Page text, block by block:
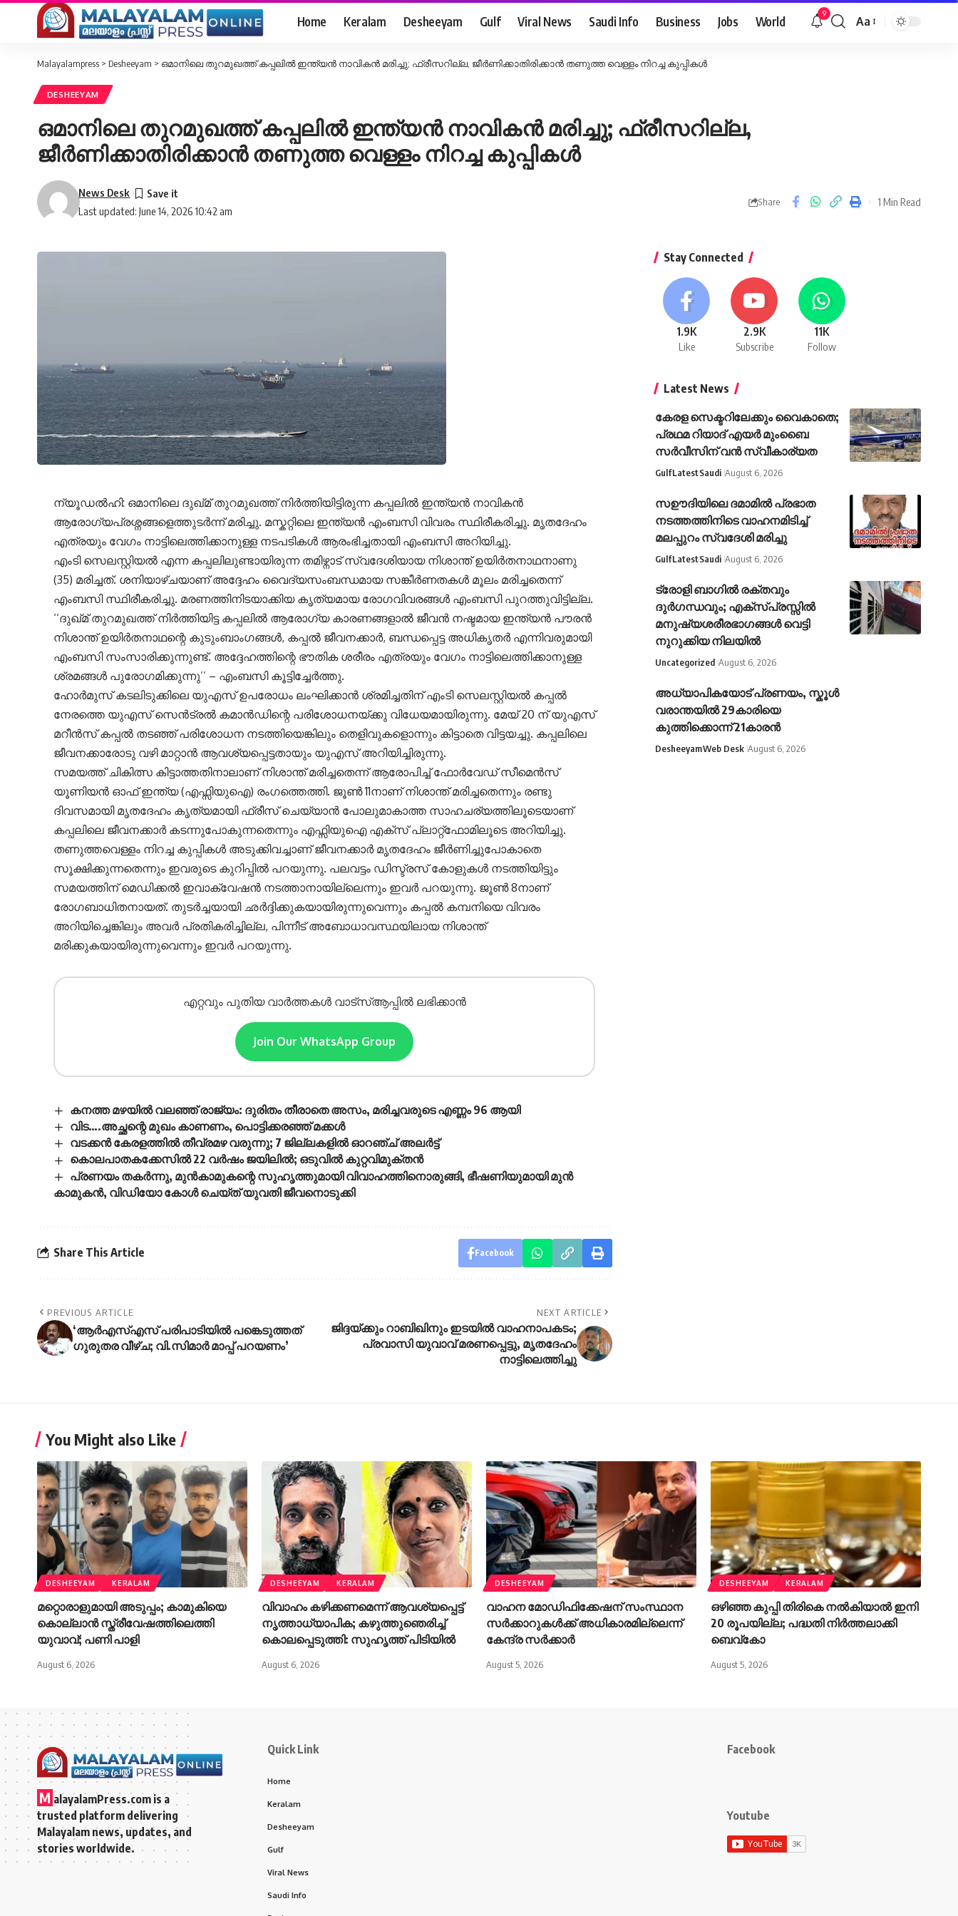
Home Keralam Desheeyam Gulf Viral News Saudi Info Business Jobs World 9
Font
Aa
Malayalampress > Desheeyam > ഒമാനിലെ തുറമുഖത്ത് കപ്പലിൽ ഇന്ത്യൻ നാവികൻ മരിച്ചു; ഫ്രീസറില്ല, ജീർണിക്കാതിരിക്കാൻ തണുത്ത വെള്ളം നിറച്ച കുപ്പികൾ
DESHEEYAM
ഒമാനിലെ തുറമുഖത്ത് കപ്പലിൽ ഇന്ത്യൻ നാവികൻ മരിച്ചു; ഫ്രീസറില്ല,
ജീർണിക്കാതിരിക്കാൻ തണുത്ത വെള്ളം നിറച്ച കുപ്പികൾ
Last updated: June 14, 2026 10:42 am
News Desk
Share 1 Min Read
ന്യൂഡൽഹി: ഒമാനിലെ ദുഖ്മ് തുറമുഖത്ത് നിർത്തിയിട്ടിരുന്ന കപ്പലിൽ ഇന്ത്യൻ നാവികൻ
ആരോഗ്യപ്രശ്നങ്ങളെത്തുടർന്ന് മരിച്ചു. മസ്കറ്റിലെ ഇന്ത്യൻ എംബസി വിവരം സ്ഥിരീകരിച്ചു. മൃതദേഹം
എത്രയും വേഗം നാട്ടിലെത്തിക്കാനുള്ള നടപടികൾ ആരംഭിച്ചതായി എംബസി അറിയിച്ചു.
എംടി സെലസ്റ്റിയൽ എന്ന കപ്പലിലുണ്ടായിരുന്ന തമിഴ്നാട് സ്വദേശിയായ നിശാന്ത് ഉയിർതനാഥനാണു
(35) മരിച്ചത്. ശനിയാഴ്ചയാണ് അദ്ദേഹം വൈദ്യസംബന്ധമായ സങ്കീർണതകൾ മൂലം മരിച്ചതെന്ന്
എംബസി സ്ഥിരീകരിച്ചു. മരണത്തിനിടയാക്കിയ കൃത്യമായ രോഗവിവരങ്ങൾ എംബസി പുറത്തുവിട്ടില്ല.
‘‘ദുഖ്മ് തുറമുഖത്ത് നിർത്തിയിട്ട കപ്പലിൽ ആരോഗ്യ കാരണങ്ങളാൽ ജീവൻ നഷ്ടമായ ഇന്ത്യൻ പൗരൻ
നിശാന്ത് ഉയിർതനാഥന്റെ കുടുംബാംഗങ്ങൾ, കപ്പൽ ജീവനക്കാർ, ബന്ധപ്പെട്ട അധികൃതർ എന്നിവരുമായി
എംബസി സംസാരിക്കുന്നുണ്ട്. അദ്ദേഹത്തിന്റെ ഭൗതിക ശരീരം എത്രയും വേഗം നാട്ടിലെത്തിക്കാനുള്ള
ശ്രമങ്ങൾ പുരോഗമിക്കുന്നു’’ – എംബസി കൂട്ടിച്ചേർത്തു.
ഹോർമുസ് കടലിടുക്കിലെ യുഎസ് ഉപരോധം ലംഘിക്കാൻ ശ്രമിച്ചതിന് എംടി സെലസ്റ്റിയൽ കപ്പൽ
നേരത്തെ യുഎസ് സെൻട്രൽ കമാൻഡിന്റെ പരിശോധനയ്ക്കു വിധേയമായിരുന്നു. മേയ് 20 ന് യുഎസ്
മറീൻസ് കപ്പൽ തടഞ്ഞ് പരിശോധന നടത്തിയെങ്കിലും തെളിവുകളൊന്നും കിട്ടാതെ വിട്ടയച്ചു. കപ്പലിലെ
ജീവനക്കാരോടു വഴി മാറ്റാൻ ആവശ്യപ്പെട്ടതായും യുഎസ് അറിയിച്ചിരുന്നു.
സമയത്ത് ചികിത്സ കിട്ടാത്തതിനാലാണ് നിശാന്ത് മരിച്ചതെന്ന് ആരോപിച്ച് ഫോർവേഡ് സീമെൻസ്
യൂണിയൻ ഓഫ് ഇന്ത്യ (എഫ്സിയുഐ) രംഗത്തെത്തി. ജൂൺ 11നാണ് നിശാന്ത് മരിച്ചതെന്നും രണ്ടു
ദിവസമായി മൃതദേഹം കൃത്യമായി ഫ്രീസ് ചെയ്യാൻ പോലുമാകാത്ത സാഹചര്യത്തിലൂടെയാണ്
കപ്പലിലെ ജീവനക്കാർ കടന്നുപോകുന്നതെന്നും എഫ്സിയുഐ എക്സ് പ്ലാറ്റ്‌ഫോമിലൂടെ അറിയിച്ചു.
തണുത്തവെള്ളം നിറച്ച കുപ്പികൾ അടുക്കിവച്ചാണ് ജീവനക്കാർ മൃതദേഹം ജീർണിച്ചുപോകാതെ
സൂക്ഷിക്കുന്നതെന്നും ഇവരുടെ കുറിപ്പിൽ പറയുന്നു. പലവട്ടം ഡിസ്ട്രസ് കോളുകൾ നടത്തിയിട്ടും
സമയത്തിന് മെഡിക്കൽ ഇവാക്വേഷൻ നടത്താനായില്ലെന്നും ഇവർ പറയുന്നു. ജൂൺ 8നാണ്
രോഗബാധിതനായത്. തുടർച്ചയായി ഛർദ്ദിക്കുകയായിരുന്നുവെന്നും കപ്പൽ കമ്പനിയെ വിവരം
അറിയിച്ചെങ്കിലും അവർ പ്രതികരിച്ചില്ല, പിന്നീട് അബോധാവസ്ഥയിലായ നിശാന്ത്
മരിക്കുകയായിരുന്നുവെന്നും ഇവർ പറയുന്നു.
എറ്റവും പുതിയ വാർത്തകൾ വാട്സ്ആപ്പിൽ ലഭിക്കാൻ
Join Our WhatsApp Group
കനത്ത മഴയില്‍ വലഞ്ഞ് രാജ്യം: ദുരിതം തീരാതെ അസം, മരിച്ചവരുടെ എണ്ണം 96 ആയി
വിട….അച്ഛന്റെ മുഖം കാണണം, പൊട്ടിക്കരഞ്ഞ് മക്കൾ
വടക്കൻ കേരളത്തിൽ തീവ്രമഴ വരുന്നു; 7 ജില്ലകളിൽ ഓറഞ്ച് അലർട്ട്
കൊലപാതകക്കേസിൽ 22 വർഷം ജയിലിൽ; ഒടുവിൽ കുറ്റവിമുക്തൻ
പ്രണയം തകർന്നു, മുൻകാമുകന്റെ സുഹൃത്തുമായി വിവാഹത്തിനൊരുങ്ങി, ഭീഷണിയുമായി മുൻ
കാമുകൻ, വിഡിയോ കോൾ ചെയ്ത് യുവതി ജീവനൊടുക്കി
Share This Article Facebook
PREVIOUS ARTICLE
‘ആർഎസ്എസ് പരിപാടിയിൽ പങ്കെടുത്തത്
ഗുരുതര വീഴ്ച; വി.സിമാർ മാപ്പ് പറയണം’
NEXT ARTICLE
ജിദ്ദയ്ക്കും റാബിഖിനും ഇടയിൽ വാഹനാപകടം;
പ്രവാസി യുവാവ് മരണപ്പെട്ടു, മൃതദേഹം
നാട്ടിലെത്തിച്ചു
Stay Connected
1.9K
Like
2.9K
Subscribe
11K
Follow
Latest News
കേരള സെക്ടറിലേക്കും വൈകാതെ;
പ്രഥമ റിയാദ് എയർ മുംബൈ
സർവീസിന് വൻ സ്വീകാര്യത
GulfLatestSaudi August 6, 2026
സഊദിയിലെ ദമാമിൽ പ്രഭാത
നടത്തത്തിനിടെ വാഹനമിടിച്ച്
മലപ്പുറം സ്വദേശി മരിച്ചു
GulfLatestSaudi August 6, 2026
ട്രോളി ബാഗിൽ രക്തവും
ദുർഗന്ധവും; എക്‌സ്പ്രസ്സിൽ
മനുഷ്യശരീരഭാഗങ്ങൾ വെട്ടി
നുറുക്കിയ നിലയിൽ
Uncategorized August 6, 2026
അധ്യാപികയോട് പ്രണയം, സ്കൂൾ
വരാന്തയിൽ 29കാരിയെ
കുത്തിക്കൊന്ന് 21കാരൻ
DesheeyamWeb Desk August 6, 2026
You Might also Like
DESHEEYAM KERALAM
മറ്റൊരാളുമായി അടുപ്പം; കാമുകിയെ
കൊല്ലാൻ സ്ത്രീവേഷത്തിലെത്തി
യുവാവ്; പണി പാളി
August 6, 2026
DESHEEYAM KERALAM
വിവാഹം കഴിക്കണമെന്ന് ആവശ്യപ്പെട്ട്
നൃത്താധ്യാപിക; കഴുത്തുഞെരിച്ച്
കൊലപ്പെടുത്തി: സുഹൃത്ത് പിടിയിൽ
August 6, 2026
DESHEEYAM
വാഹന മോഡിഫിക്കേഷന് സംസ്ഥാന
സർക്കാറുകൾക്ക് അധികാരമില്ലെന്ന്
കേന്ദ്ര സർക്കാർ
August 5, 2026
DESHEEYAM KERALAM
ഒഴിഞ്ഞ കുപ്പി തിരികെ നൽകിയാൽ ഇനി
20 രൂപയില്ല; പദ്ധതി നിർത്തലാക്കി
ബെവ്കോ
August 5, 2026
M alayalamPress.com is a
trusted platform delivering
Malayalam news, updates, and
stories worldwide.
Quick Link
Home
Keralam
Desheeyam
Gulf
Viral News
Saudi Info
Facebook
Youtube